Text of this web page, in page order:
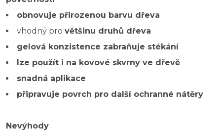
obnovuje přirozenou barvu dřeva
vhodný pro většinu druhů dřeva
gelová konzistence zabraňuje stékání
lze použít i na kovové skvrny ve dřevě
snadná aplikace
připravuje povrch pro další ochranné nátěry
Nevýhody